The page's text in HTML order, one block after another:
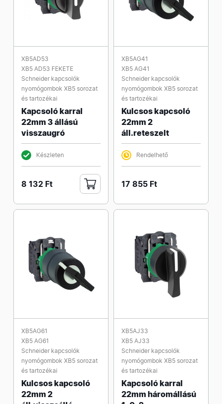
XB5AD53
XB5 AD53 FEKETE
Schneider kapcsolók
nyomógombok XB5 sorozat
és tartozékai
Kapcsoló karral
22mm 3 állású
visszaugró
Készleten
8 132 Ft
XB5AG41
XB5 AG41
Schneider kapcsolók
nyomógombok XB5 sorozat
és tartozékai
Kulcsos kapcsoló
22mm 2
áll.reteszelt
Rendelhető
17 855 Ft
XB5AG61
XB5 AG61
Schneider kapcsolók
nyomógombok XB5 sorozat
és tartozékai
Kulcsos kapcsoló
22mm 2
XB5AJ33
XB5 AJ33
Schneider kapcsolók
nyomógombok XB5 sorozat
és tartozékai
Kapcsoló karral
22mm háromállású